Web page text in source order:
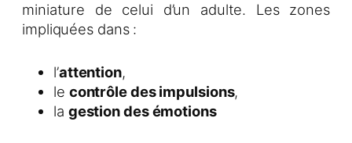
miniature de celui d’un adulte. Les zones
impliquées dans :
l’attention,
le contrôle des impulsions,
la gestion des émotions